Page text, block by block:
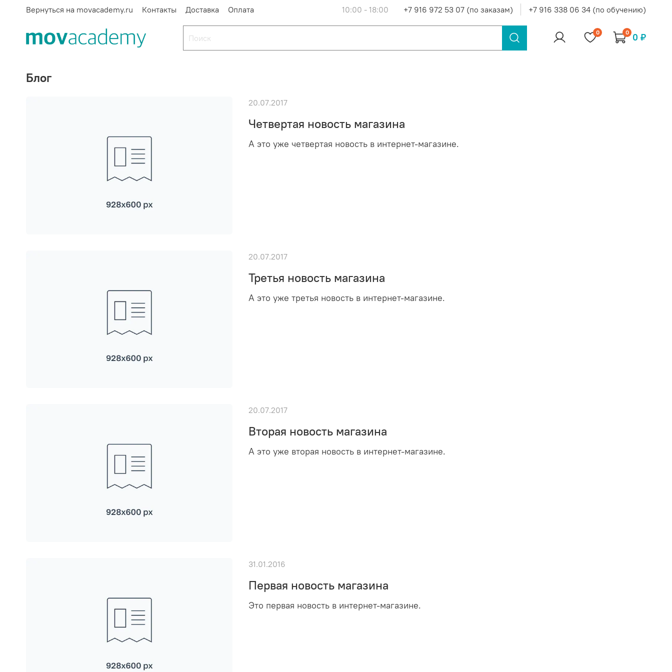
Вернуться на movacademy.ru Контакты Доставка Оплата 10:00 - 18:00 +7 916 972 53 07 (по заказам) +7 916 338 06 34 (по обучению)
0 0 0 ₽
Блог
Четвертая новость магазина
А это уже четвертая новость в интернет-магазине.
20.07.2017
Третья новость магазина
А это уже третья новость в интернет-магазине.
20.07.2017
Вторая новость магазина
А это уже вторая новость в интернет-магазине.
20.07.2017
Первая новость магазина
Это первая новость в интернет-магазине.
31.01.2016